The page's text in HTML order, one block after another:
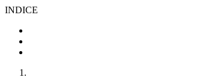
INDICE